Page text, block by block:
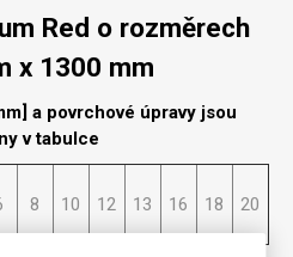
Red o rozměrech
x 1300 mm
a povrchové úpravy jsou
v tabulce
8 10 12 13 16 18 20